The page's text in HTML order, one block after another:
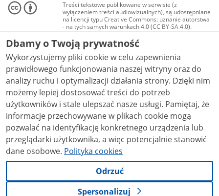
Treści tekstowe publikowane w serwisie (z
wyłączeniem treści audiowizualnych), są udostępniane
na licencji typu Creative Commons: uznanie autorstwa
- na tych samych warunkach 4.0 (CC BY-SA 4.0).
Materiały audiowizualne, w tym zdjęcia, materiały
audio i wideo, są udostępniane na licencji typu
Creative Commons: uznanie autorstwa użycie
niekomercyjne - bez utworów zależnych 4.0 (CC BY-
NC-ND 4.0), o ile nie jest to stwierdzone inaczej.
Dbamy o Twoją prywatność
Wykorzystujemy pliki cookie w celu zapewnienia
prawidłowego funkcjonowania naszej witryny oraz do
analizy ruchu i optymalizacji działania strony. Dzięki nim
możemy lepiej dostosować treści do potrzeb
użytkowników i stale ulepszać nasze usługi. Pamiętaj, że
informacje przechowywane w plikach cookie mogą
pozwalać na identyfikację konkretnego urządzenia lub
przeglądarki użytkownika, a więc potencjalnie stanowić
dane osobowe. Polityka cookies
Odrzuć
Spersonalizuj